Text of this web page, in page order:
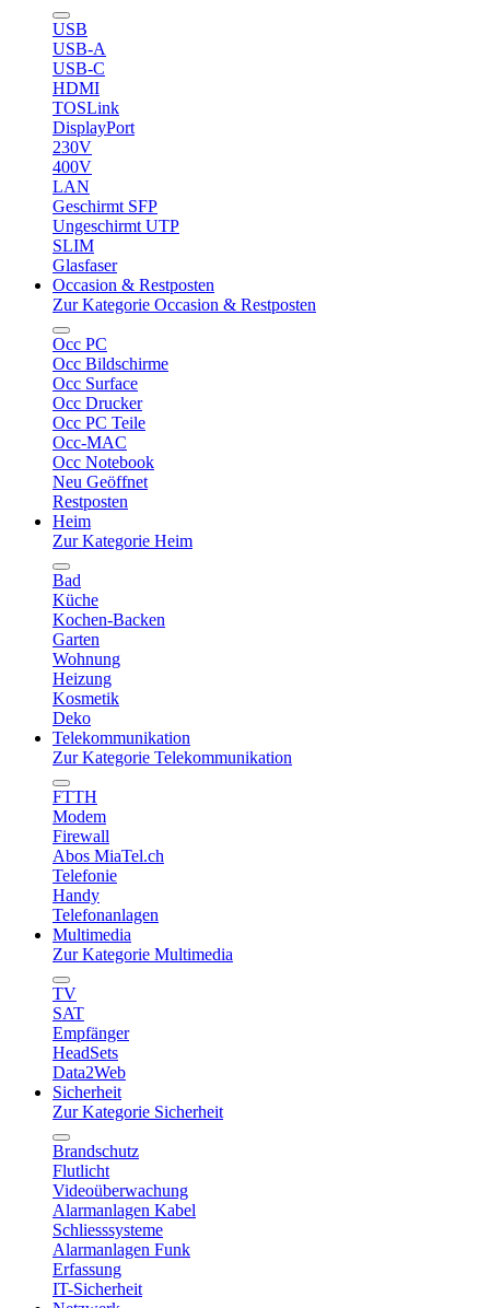
USB
USB-A
USB-C
HDMI
TOSLink
DisplayPort
230V
400V
LAN
Geschirmt SFP
Ungeschirmt UTP
SLIM
Glasfaser
Occasion & Restposten
Zur Kategorie Occasion & Restposten
Occ PC
Occ Bildschirme
Occ Surface
Occ Drucker
Occ PC Teile
Occ-MAC
Occ Notebook
Neu Geöffnet
Restposten
Heim
Zur Kategorie Heim
Bad
Küche
Kochen-Backen
Garten
Wohnung
Heizung
Kosmetik
Deko
Telekommunikation
Zur Kategorie Telekommunikation
FTTH
Modem
Firewall
Abos MiaTel.ch
Telefonie
Handy
Telefonanlagen
Multimedia
Zur Kategorie Multimedia
TV
SAT
Empfänger
HeadSets
Data2Web
Sicherheit
Zur Kategorie Sicherheit
Brandschutz
Flutlicht
Videoüberwachung
Alarmanlagen Kabel
Schliesssysteme
Alarmanlagen Funk
Erfassung
IT-Sicherheit